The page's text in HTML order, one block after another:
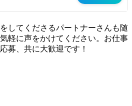
してくださるパートナーさんも随
軽に声をかけてください。お仕事
募、共に大歓迎です！